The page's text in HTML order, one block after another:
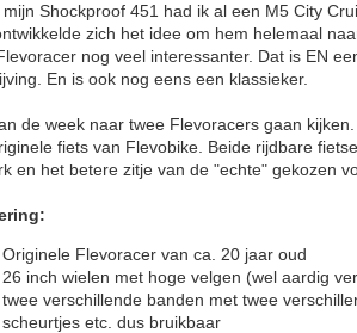
mijn Shockproof 451 had ik al een M5 City
zich het idee om hem helemaal
nog veel interessanter. Dat is EN
En is ook nog eens een klassieker.
de week naar twee Flevoracers gaan
fiets van Flevobike. Beide rijdbare
en het betere zitje van de "echte" gekozen
Originele Flevoracer van ca. 20 jaar oud
26 inch wielen met hoge velgen (wel aardig
twee verschillende banden met twee
scheurtjes etc. dus bruikbaar